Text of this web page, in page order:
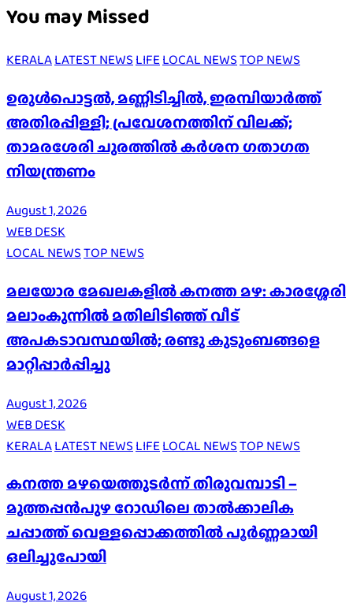
You may Missed
KERALALATEST NEWSLIFELOCAL NEWSTOP NEWS
ഉരുൾപൊട്ടൽ, മണ്ണിടിച്ചിൽ, ഇരമ്പിയാര്‍ത്ത്
അതിരപ്പിള്ളി; പ്രവേശനത്തിന് വിലക്ക്;
താമരശേരി ചുരത്തില്‍ കര്‍ശന ഗതാഗത
നിയന്ത്രണം
August 1, 2026
WEB DESK
LOCAL NEWSTOP NEWS
മലയോര മേഖലകളിൽ കനത്ത മഴ: കാരശ്ശേരി
മലാംകുന്നിൽ മതിലിടിഞ്ഞ് വീട്
അപകടാവസ്ഥയിൽ; രണ്ടു കുടുംബങ്ങളെ
മാറ്റിപ്പാർപ്പിച്ചു
August 1, 2026
WEB DESK
KERALALATEST NEWS LIFE LOCAL NEWSTOP NEWS
കനത്ത മഴയെത്തുടർന്ന് തിരുവമ്പാടി –
മുത്തപ്പൻപുഴ റോഡിലെ താൽക്കാലിക
ചപ്പാത്ത് വെള്ളപ്പൊക്കത്തിൽ പൂർണ്ണമായി
ഒലിച്ചുപോയി
August 1, 2026